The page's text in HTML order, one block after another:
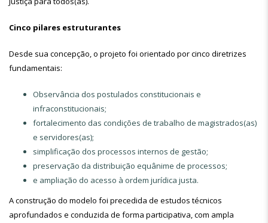
Cinco pilares estruturantes
Desde sua concepção, o projeto foi orientado por cinco diretrizes
fundamentais:
Observância dos postulados constitucionais e
infraconstitucionais;
fortalecimento das condições de trabalho de magistrados(as)
e servidores(as);
simplificação dos processos internos de gestão;
preservação da distribuição equânime de processos;
e ampliação do acesso à ordem jurídica justa.
A construção do modelo foi precedida de estudos técnicos
aprofundados e conduzida de forma participativa, com ampla